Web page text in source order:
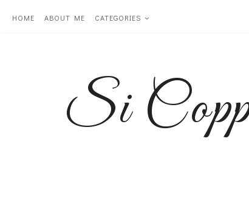
HOME ABOUT ME CATEGORIES
Si